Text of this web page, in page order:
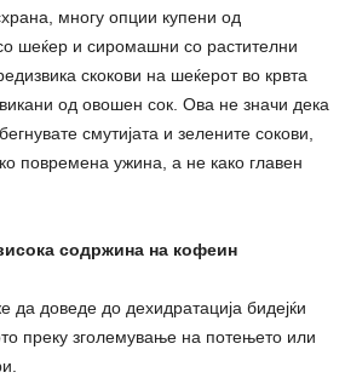
многу опции купени од
шеќер и сиромашни со растителни
скокови на шеќерот во крвта
од овошен сок. Ова не значи дека
смутијата и зелените сокови,
повремена ужина, а не како главен
содржина на кофеин
доведе до дехидратација бидејќи
преку зголемување на потењето или